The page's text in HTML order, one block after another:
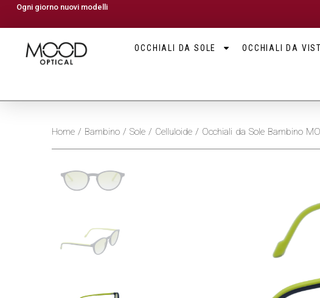
Ogni giorno nuovi modelli
OCCHIALI DA SOLE OCCHIALI DA
Home/ Bambino/ Sole/ Celluloide/ Occhiali da Sole Bambino